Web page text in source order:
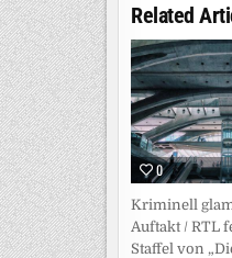
Related
0
Kriminell
Auftakt / RTL
Staffel von